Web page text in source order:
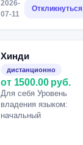
2026-
07-11
Откликнуться
Хинди
дистанционно
от 1500.00 руб.
Для себя Уровень
владения языком:
начальный